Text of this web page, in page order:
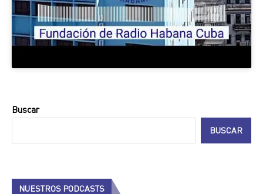
Buscar
BUSCAR
NUESTROS PODCASTS